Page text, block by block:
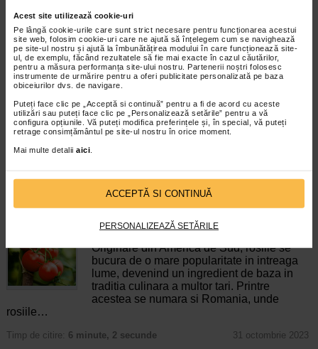
Acest site utilizează cookie-uri
Pe lângă cookie-urile care sunt strict necesare pentru funcționarea acestui
site web, folosim cookie-uri care ne ajută să înțelegem cum se navighează
pe site-ul nostru și ajută la îmbunătățirea modului în care funcționează site-
ul, de exemplu, făcând rezultatele să fie mai exacte în cazul căutărilor,
pentru a măsura performanța site-ului nostru. Partenerii noștri folosesc
instrumente de urmărire pentru a oferi publicitate personalizată pe baza
obiceiurilor dvs. de navigare.
Puteți face clic pe „Acceptă si continuă” pentru a fi de acord cu aceste
utilizări sau puteți face clic pe „Personalizează setările” pentru a vă
configura opțiunile. Vă puteți modifica preferințele și, în special, vă puteți
retrage consimțământul pe site-ul nostru în orice moment.
Mai multe detalii aici
ACCEPTĂ SI CONTINUĂ
PERSONALIZEAZĂ SETĂRILE
aproape orice tip de afectiune. Chiar si in
cazul afectiunilor cardiace, activitatea fizica
poate fi benefica in recuperare si reducerea
riscului de reaparitie.…
Timp de citire:5 minute, 21 secunde 14 noiembrie 2023
Totul despre ananas: beneficii si proprietati
Nutritie
Nu judecati o carte dupa coperta si niciun
fruct dupa coaja! Desi tepii lui s-ar putea sa
va intimideze, daca reusesiti sa trecesti
consumul de ananas puteti obtine…
Rosii: beneficii si informatii nutritionale
Originare din America de Sud, rosiile se
bucura de o mare popularitate in intreaga
lume, devenind un ingredient de baza in
traditia culinara a multor tari. Printre
acestea se numara si Romania, unde
rosiile…
Timp de citire: 6 minute, 2 secunde 31 octombrie 2023